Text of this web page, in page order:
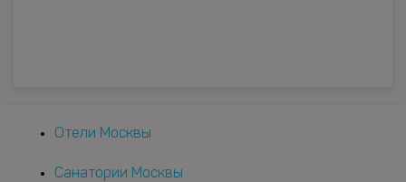
Отели Москвы
Санатории Москвы